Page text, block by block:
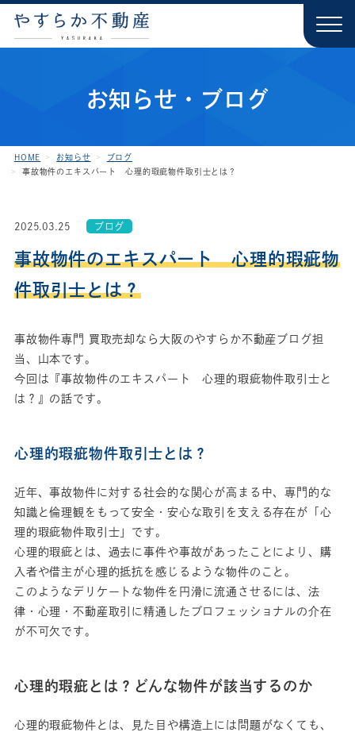
お知らせ・ブログ
HOME お知らせ
ブログ
事故物件のエキスパート 心理的瑕疵物件取引士とは？
2025.03.25 ブログ
事故物件のエキスパート 心理的瑕疵物
件取引士とは？
事故物件専門 買取売却なら大阪のやすらか不動産ブログ担
当、山本です。
今回は『事故物件のエキスパート 心理的瑕疵物件取引士と
は？』の話です。
心理的瑕疵物件取引士とは？
近年、事故物件に対する社会的な関心が高まる中、専門的な
知識と倫理観をもって安全・安心な取引を支える存在が「心
理的瑕疵物件取引士」です。
心理的瑕疵とは、過去に事件や事故があったことにより、購
入者や借主が心理的抵抗を感じるような物件のこと。
このようなデリケートな物件を円滑に流通させるには、法
律・心理・不動産取引に精通したプロフェッショナルの介在
が不可欠です。
心理的瑕疵とは？どんな物件が該当するのか
心理的瑕疵物件とは、見た目や構造上には問題がなくても、